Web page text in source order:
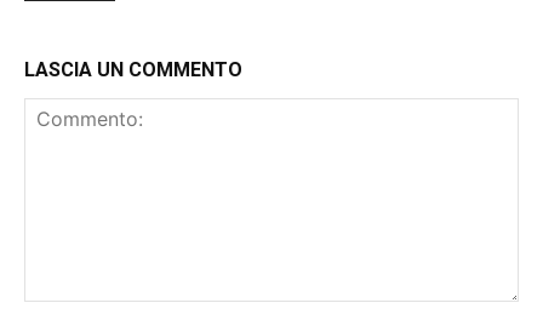
LASCIA UN COMMENTO